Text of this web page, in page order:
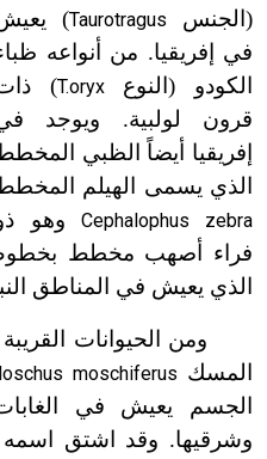
(الجنس
Taurotragus
)
في إفريقيا. من أنواعه
الكودو (النوعT.oryx
)
قرون لولبية. ويوجد
إفريقيا أيضاً الظبي
الذي يسمى الهيلم
Cephalophus zebraوهو
فراء أصهب مخطط
الذي يعيش في المناطق
ومن الحيوانات
المسك moschiferus
الجسم يعيش في
وشرقيها. وقد اشتق اسمه